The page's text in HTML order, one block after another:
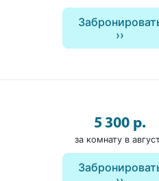
5 300 р.
за комнату в